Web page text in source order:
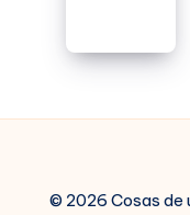
© 2026 Cosas de